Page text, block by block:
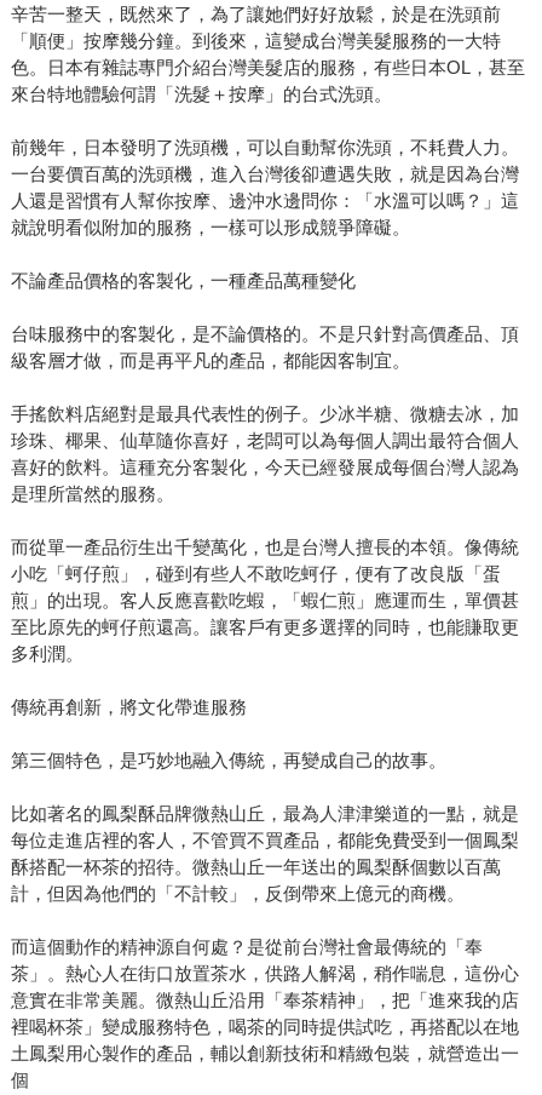
辛苦一整天，既然來了，為了讓她們好好放鬆，於是在洗頭前
「順便」按摩幾分鐘。到後來，這變成台灣美髮服務的一大特
色。日本有雜誌專門介紹台灣美髮店的服務，有些日本OL，甚至
來台特地體驗何謂「洗髮＋按摩」的台式洗頭。
前幾年，日本發明了洗頭機，可以自動幫你洗頭，不耗費人力。
一台要價百萬的洗頭機，進入台灣後卻遭遇失敗，就是因為台灣
人還是習慣有人幫你按摩、邊沖水邊問你：「水溫可以嗎？」這
就說明看似附加的服務，一樣可以形成競爭障礙。
不論產品價格的客製化，一種產品萬種變化
台味服務中的客製化，是不論價格的。不是只針對高價產品、頂
級客層才做，而是再平凡的產品，都能因客制宜。
手搖飲料店絕對是最具代表性的例子。少冰半糖、微糖去冰，加
珍珠、椰果、仙草隨你喜好，老闆可以為每個人調出最符合個人
喜好的飲料。這種充分客製化，今天已經發展成每個台灣人認為
是理所當然的服務。
而從單一產品衍生出千變萬化，也是台灣人擅長的本領。像傳統
小吃「蚵仔煎」，碰到有些人不敢吃蚵仔，便有了改良版「蛋
煎」的出現。客人反應喜歡吃蝦，「蝦仁煎」應運而生，單價甚
至比原先的蚵仔煎還高。讓客戶有更多選擇的同時，也能賺取更
多利潤。
傳統再創新，將文化帶進服務
第三個特色，是巧妙地融入傳統，再變成自己的故事。
比如著名的鳳梨酥品牌微熱山丘，最為人津津樂道的一點，就是
每位走進店裡的客人，不管買不買產品，都能免費受到一個鳳梨
酥搭配一杯茶的招待。微熱山丘一年送出的鳳梨酥個數以百萬
計，但因為他們的「不計較」，反倒帶來上億元的商機。
而這個動作的精神源自何處？是從前台灣社會最傳統的「奉
茶」。熱心人在街口放置茶水，供路人解渴，稍作喘息，這份心
意實在非常美麗。微熱山丘沿用「奉茶精神」，把「進來我的店
裡喝杯茶」變成服務特色，喝茶的同時提供試吃，再搭配以在地
土鳳梨用心製作的產品，輔以創新技術和精緻包裝，就營造出一
個